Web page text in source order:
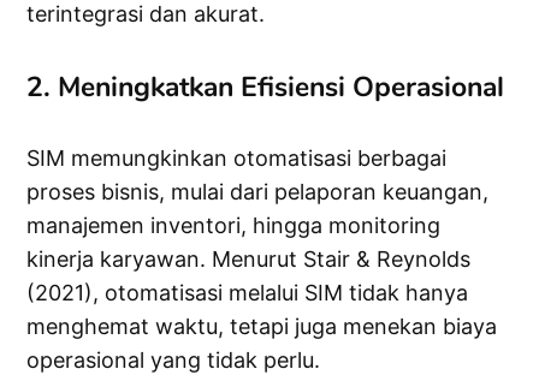
terintegrasi dan akurat.
2. Meningkatkan Efisiensi Operasional
SIM memungkinkan otomatisasi berbagai
proses bisnis, mulai dari pelaporan keuangan,
manajemen inventori, hingga monitoring
kinerja karyawan. Menurut Stair & Reynolds
(2021), otomatisasi melalui SIM tidak hanya
menghemat waktu, tetapi juga menekan biaya
operasional yang tidak perlu.